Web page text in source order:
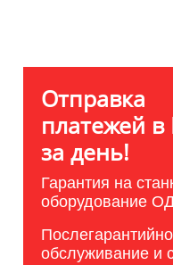
Отправка
платежей в
за день!
Гарантия на
оборудование
обслуживание и